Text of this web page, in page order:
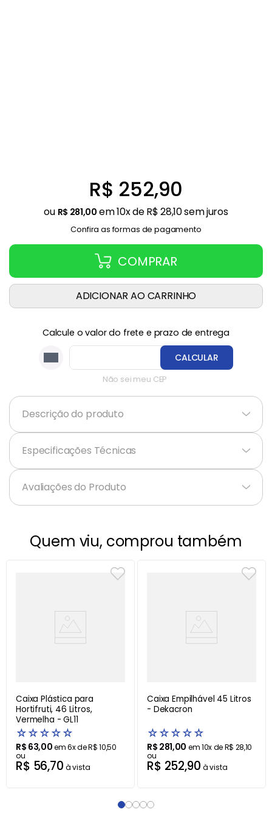
R$ 252,90
ou R$ 281,00 em10x deR$ 28,10sem juros
Confira as formas de pagamento
COMPRAR
ADICIONAR AO CARRINHO
Calcule o valor do frete e prazo de entrega
Não sei meu CEP
CALCULAR
Descrição do produto +
Especificações Técnicas +
Avaliações do Produto
Quem viu, comprou também
Caixa Plástica para
Hortifruti, 46 Litros,
Vermelha - GL11
☆☆☆☆☆
R$ 63,00em6x deR$10,50
ou
R$ 56,70 à vista
Caixa Empilhável 45 Litros
- Dekacron
☆☆☆☆☆
R$ 281,00 em10x deR$ 28,10
ou
R$ 252,90 à vista